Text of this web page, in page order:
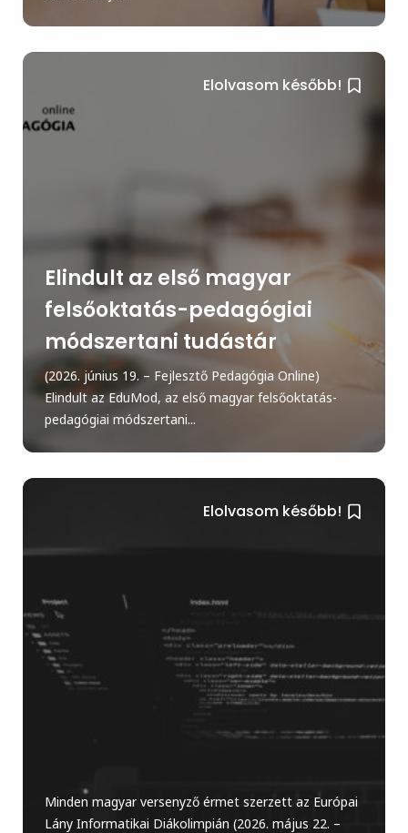
Elolvasom később!
Elindult az első magyar
felsőoktatás-pedagógiai
módszertani tudástár
(2026. június 19. – Fejlesztő Pedagógia Online)
Elindult az EduMod, az első magyar felsőoktatás-
pedagógiai módszertani...
Elolvasom később!
Minden magyar versenyző érmet szerzett az Európai
Lány Informatikai Diákolimpián (2026. május 22. –